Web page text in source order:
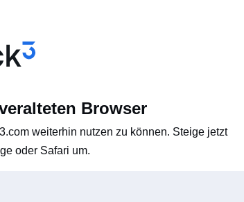
Browser
weiterhin nutzen zu können. Steige jetzt
oder Safari um.